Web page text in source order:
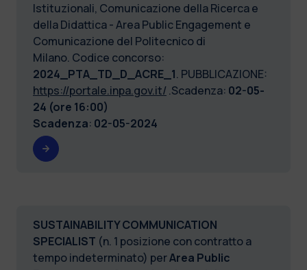
Istituzionali, Comunicazione della Ricerca e
della Didattica - Area Public Engagement e
Comunicazione del Politecnico di
Milano. Codice concorso:
2024_PTA_TD_D_ACRE_1. PUBBLICAZIONE:
https://portale.inpa.gov.it/ .Scadenza: 02-05-
24 (ore 16:00)
Scadenza: 02-05-2024
SUSTAINABILITY COMMUNICATION
SPECIALIST (n. 1 posizione con contratto a
tempo indeterminato) perArea Public